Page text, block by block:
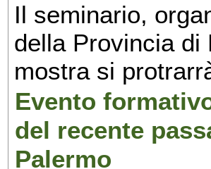
Il seminario,
della Provincia di
mostra si
Evento
del recente
Palermo